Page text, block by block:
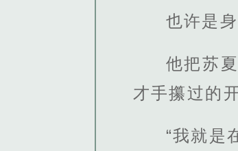
也许是
他把苏
才手攥过的
“我就是